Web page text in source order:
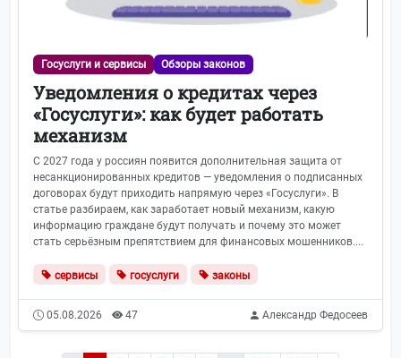
Госуслуги и сервисы Обзоры законов
Уведомления о кредитах через
«Госуслуги»: как будет работать
механизм
С 2027 года у россиян появится дополнительная защита от
несанкционированных кредитов — уведомления о подписанных
договорах будут приходить напрямую через «Госуслуги». В
статье разбираем, как заработает новый механизм, какую
информацию граждане будут получать и почему это может
стать серьёзным препятствием для финансовых мошенников....
сервисы госуслуги законы
05.08.2026 47 Александр Федосеев